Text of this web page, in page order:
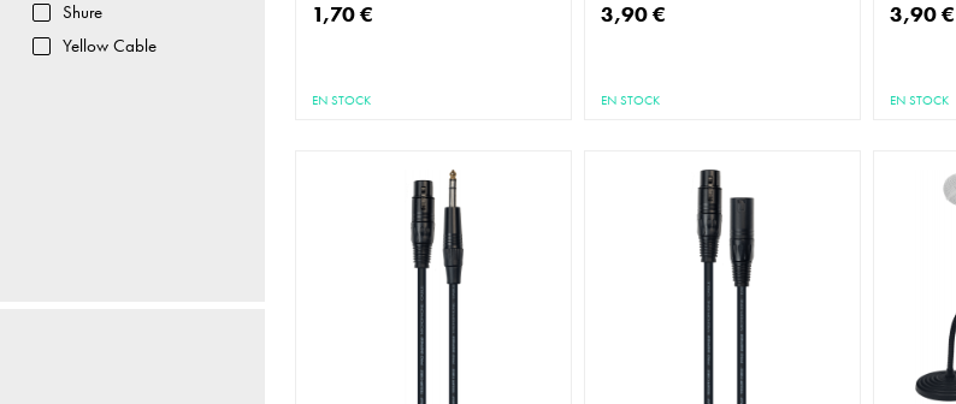
1,70 €
EN STOCK
3,90 €
EN STOCK
3,90 €
EN STOCK
Shure
Yellow Cable